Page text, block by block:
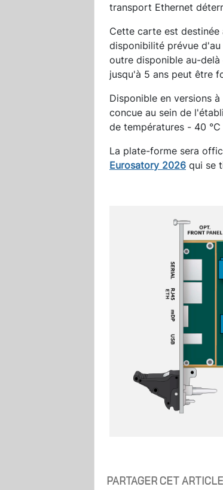
transport Ethernet
Cette carte est
disponibilité prévue d'au
outre disponible au-
jusqu'à 5 ans peut être
Disponible en versions
concue au sein de
de températures - 40 °C
La plate-forme sera
Eurosatory 2026 qui se
PARTAGER CET ARTICLE